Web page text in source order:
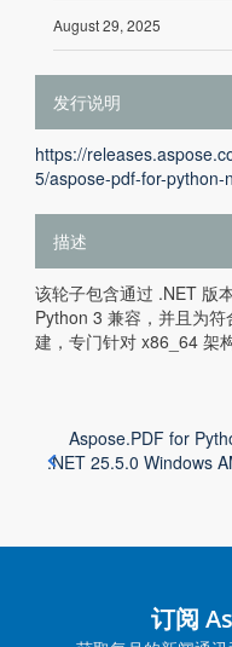
August 29, 2025
发行说明
https://
5/aspose-pdf-for-
描述
该轮子包含通过 .NET 版
Python 3 兼容，并且为
建，专门针对 x86_64 架构
Aspose.PDF for
.NET 25.5.0 Windows
订阅